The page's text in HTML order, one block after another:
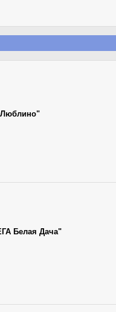
Белая Дача"